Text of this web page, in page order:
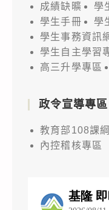
成績缺曠
學
學生手冊
學
學生事務資訊
學生自主學習
高三升學專區
政令宣導專區
教育部108課
內控稽核專區